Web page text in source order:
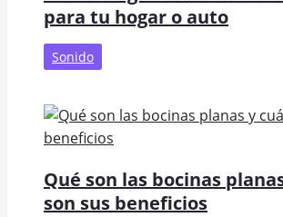
para tu hogar o auto
Sonido
Qué son las bocinas
son sus beneficios